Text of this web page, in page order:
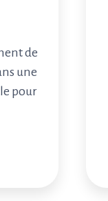
de
une
pour